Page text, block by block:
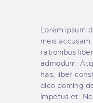
Lorem ipsum
meis
rationibus
admodum.
has, liber
dico doming
impetus et.